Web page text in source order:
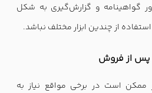
گواهینامه و گزارش‌گیری به شکل
از چندین ابزار مختلف نباشد.
پس از فروش
ممکن است در برخی مواقع نیاز به